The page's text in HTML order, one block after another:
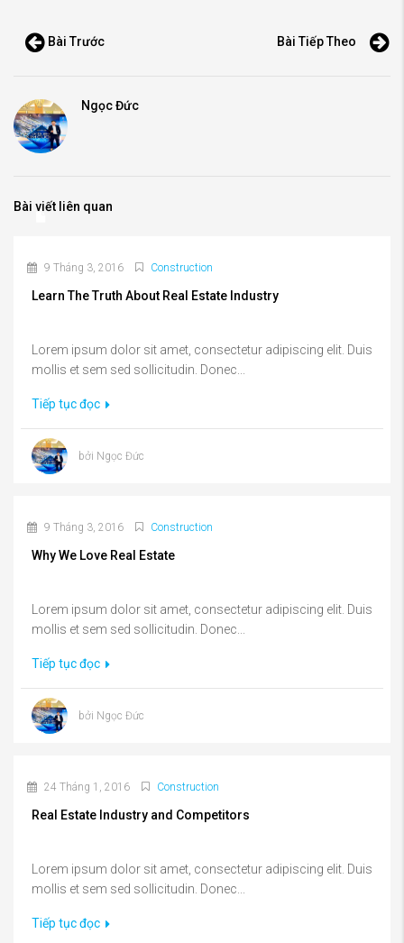
Bài Trước Bài Tiếp Theo
Ngọc Đức
Bài viết liên quan
9 Tháng 3, 2016 Construction
Learn The Truth About Real Estate Industry
Lorem ipsum dolor sit amet, consectetur adipiscing elit. Duis
mollis et sem sed sollicitudin. Donec...
Tiếp tục đọc
bởi Ngọc Đức
9 Tháng 3, 2016 Construction
Why We Love Real Estate
Lorem ipsum dolor sit amet, consectetur adipiscing elit. Duis
mollis et sem sed sollicitudin. Donec...
Tiếp tục đọc
bởi Ngọc Đức
24 Tháng 1, 2016 Construction
Real Estate Industry and Competitors
Lorem ipsum dolor sit amet, consectetur adipiscing elit. Duis
mollis et sem sed sollicitudin. Donec...
Tiếp tục đọc